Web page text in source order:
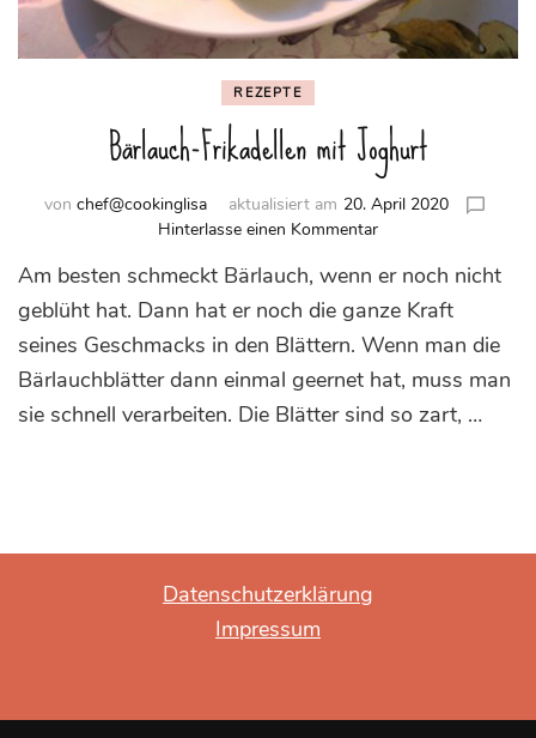
REZEPTE
Bärlauch-Frikadellen mit Joghurt
von chef@cookinglisa aktualisiert am 20. April 2020
Hinterlasse einen Kommentarzu
Frikadellen
mit
Am besten schmeckt Bärlauch, wenn er noch nicht
geblüht hat. Dann hat er noch die ganze Kraft
seines Geschmacks in den Blättern. Wenn man die
Bärlauchblätter dann einmal geernet hat, muss man
sie schnell verarbeiten. Die Blätter sind so zart, …
Datenschutzerklärung
Impressum